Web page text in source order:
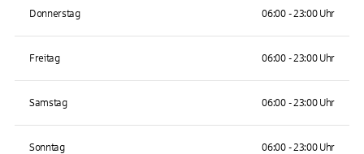
Donnerstag 06:00 - 23:00 Uhr
Freitag 06:00 - 23:00 Uhr
Samstag 06:00 - 23:00 Uhr
Sonntag 06:00 - 23:00 Uhr